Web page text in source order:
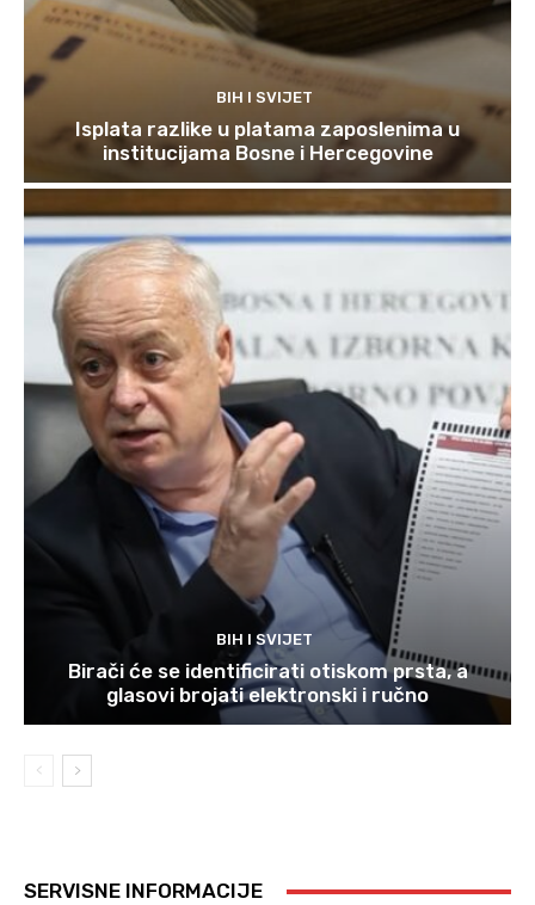
BIH I SVIJET
Isplata razlike u platama zaposlenima u
institucijama Bosne i Hercegovine
BIH I SVIJET
Birači će se identificirati otiskom prsta, a
glasovi brojati elektronski i ručno
SERVISNE INFORMACIJE